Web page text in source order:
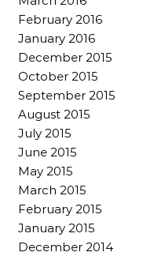
February 2016
January 2016
December 2015
October 2015
September 2015
August 2015
July 2015
June 2015
May 2015
March 2015
February 2015
January 2015
December 2014